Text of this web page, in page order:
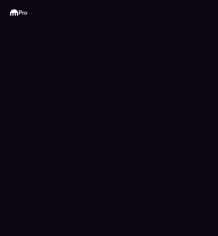
Kraken
Pro